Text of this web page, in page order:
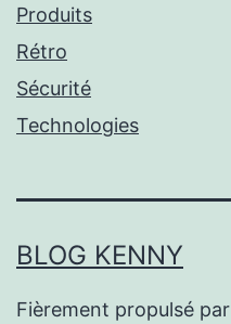
Produits
Rétro
Sécurité
Technologies
BLOG KENNY
Fièrement propulsé par